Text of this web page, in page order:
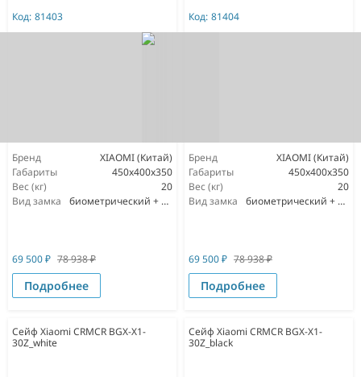
Код: 81403
Бренд
XIAOMI (Китай)
Габариты
450x400x350
Вес (кг)
20
Вид замка
биометрический + мастер ключ
69 500₽ 78 938₽
Подробнее
Код: 81404
Бренд
XIAOMI (Китай)
Габариты
450x400x350
Вес (кг)
20
Вид замка
биометрический + мастер ключ
69 500₽ 78 938₽
Подробнее
Сейф Xiaomi CRMCR BGX-X1-
30Z_white
Сейф Xiaomi CRMCR BGX-X1-
30Z_black